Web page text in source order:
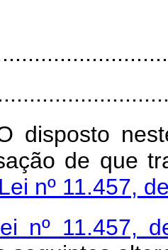
disposto
de que
nº 11.457,
nº 11.457,